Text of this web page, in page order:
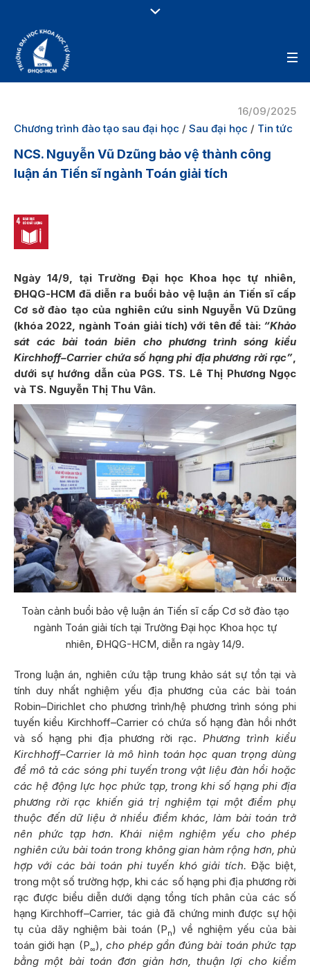
16/09/2025
Chương trình đào tạo sau đại học / Sau đại học / Tin tức
NCS. Nguyễn Vũ Dzũng bảo vệ thành công
luận án Tiến sĩ ngành Toán giải tích
Ngày 14/9, tại Trường Đại học Khoa học tự nhiên,
ĐHQG-HCM đã diễn ra buổi bảo vệ luận án Tiến sĩ cấp
Cơ sở đào tạo của nghiên cứu sinh Nguyễn Vũ Dzũng
(khóa 2022, ngành Toán giải tích) với tên đề tài: “Khảo
sát các bài toán biên cho phương trình sóng kiểu
Kirchhoff–Carrier chứa số hạng phi địa phương rời rạc”,
dưới sự hướng dẫn của PGS. TS. Lê Thị Phương Ngọc
và TS. Nguyễn Thị Thu Vân.
Toàn cảnh buổi bảo vệ luận án Tiến sĩ cấp Cơ sở đào tạo
ngành Toán giải tích tại Trường Đại học Khoa học tự
nhiên, ĐHQG-HCM, diễn ra ngày 14/9.
Trong luận án, nghiên cứu tập trung khảo sát sự tồn tại và
tính duy nhất nghiệm yếu địa phương của các bài toán
Robin–Dirichlet cho phương trình/hệ phương trình sóng phi
tuyến kiểu Kirchhoff–Carrier có chứa số hạng đàn hồi nhớt
và số hạng phi địa phương rời rạc. Phương trình kiểu
Kirchhoff–Carrier là mô hình toán học quan trọng dùng
để mô tả các sóng phi tuyến trong vật liệu đàn hồi hoặc
các hệ động lực học phức tạp, trong khi số hạng phi địa
phương rời rạc khiến giá trị nghiệm tại một điểm phụ
thuộc đến dữ liệu ở nhiều điểm khác, làm bài toán trở
nên phức tạp hơn. Khái niệm nghiệm yếu cho phép
nghiên cứu bài toán trong không gian hàm rộng hơn, phù
hợp với các bài toán phi tuyến khó giải tích. Đặc biệt,
trong một số trường hợp, khi các số hạng phi địa phương rời
rạc được biểu diễn dưới dạng tổng tích phân của các số
hạng Kirchhoff–Carrier, tác giả đã chứng minh được sự hội
tụ của dãy nghiệm bài toán (Pn) về nghiệm yếu của bài
toán giới hạn (P∞), cho phép gần đúng bài toán phức tạp
bằng một bài toán đơn giản hơn, thuận lợi cho kiểm